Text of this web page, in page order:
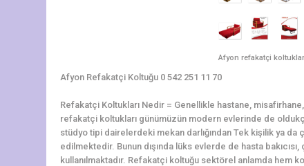
Afyon refakatçi
Afyon Refakatçi Koltuğu 0 542 251 11 70
Refakatçi Koltukları Nedir = Genellikle hastane,
refakatçi koltukları günümüzün modern evlerinde de
stüdyo tipi dairelerdeki mekan darlığından Tek kişilik ya
edilmektedir. Bunun dışında lüks evlerde de hasta
kullanılmaktadır. Refakatçi koltuğu sektörel anlamda hem